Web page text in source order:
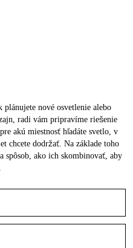
nové osvetlenie alebo
radi vám pripravíme riešenie
akú miestnosť hľadáte svetlo, v
chcete dodržať. Na základe toho
spôsob, ako ich skombinovať, aby